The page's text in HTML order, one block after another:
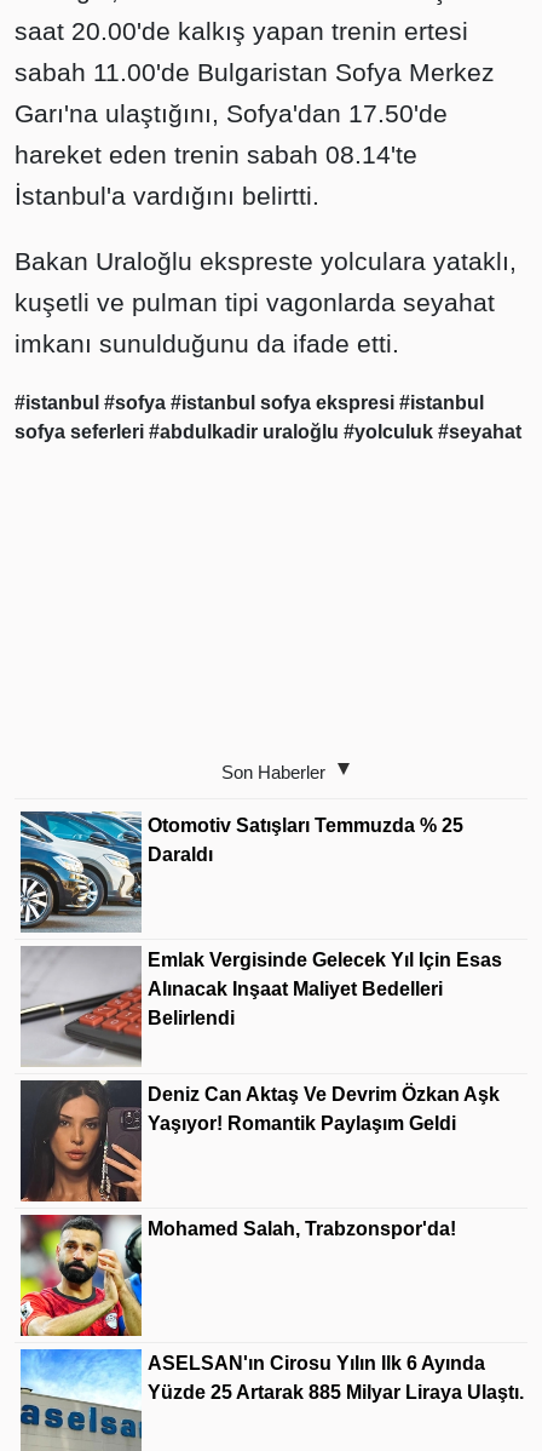
saat 20.00'de kalkış yapan trenin ertesi
sabah 11.00'de Bulgaristan Sofya Merkez
Garı'na ulaştığını, Sofya'dan 17.50'de
hareket eden trenin sabah 08.14'te
İstanbul'a vardığını belirtti.
Bakan Uraloğlu ekspreste yolculara yataklı,
kuşetli ve pulman tipi vagonlarda seyahat
imkanı sunulduğunu da ifade etti.
#istanbul #sofya #istanbul sofya ekspresi #istanbul
sofya seferleri #abdulkadir uraloğlu #yolculuk #seyahat
Son Haberler
Otomotiv Satışları Temmuzda % 25
Daraldı
Emlak Vergisinde Gelecek Yıl Için Esas
Alınacak Inşaat Maliyet Bedelleri
Belirlendi
Deniz Can Aktaş Ve Devrim Özkan Aşk
Yaşıyor! Romantik Paylaşım Geldi
Mohamed Salah, Trabzonspor'da!
ASELSAN'ın Cirosu Yılın Ilk 6 Ayında
Yüzde 25 Artarak 885 Milyar Liraya Ulaştı.